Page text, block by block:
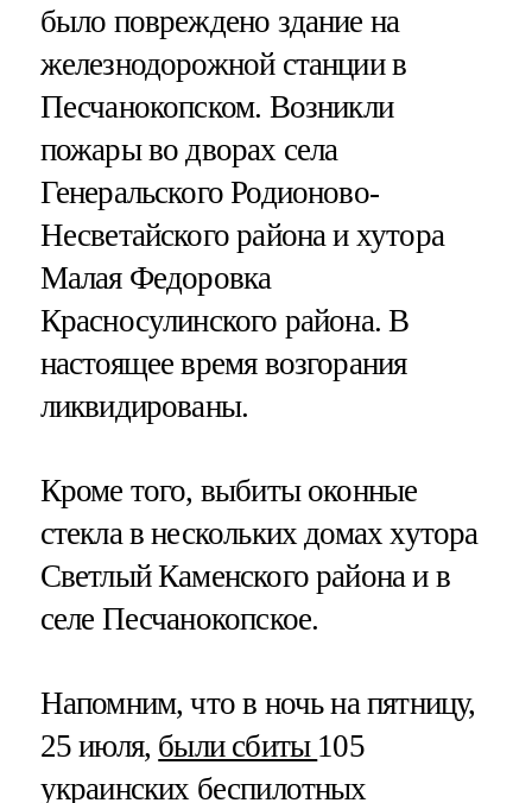
было повреждено здание на
железнодорожной станции в
Песчанокопском. Возникли
пожары во дворах села
Генеральского Родионово-
Несветайского района и хутора
Малая Федоровка
Красносулинского района. В
настоящее время возгорания
ликвидированы.
Кроме того, выбиты оконные
стекла в нескольких домах хутора
Светлый Каменского района и в
селе Песчанокопское.
Напомним, что в ночь на пятницу,
25 июля, были сбиты 105
украинских беспилотных